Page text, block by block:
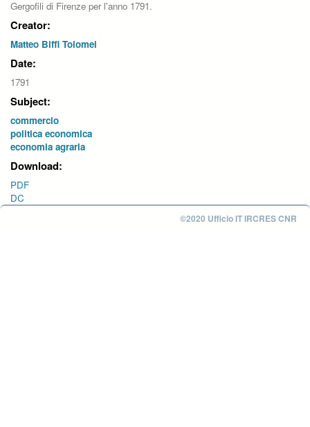
Gergofili di Firenze per l'anno 1791.
Creator:
Matteo Biffi Tolomei
Date:
1791
Subject:
commercio
politica economica
economia agraria
Download:
PDF
DC
©2020 Ufficio IT IRCRES CNR